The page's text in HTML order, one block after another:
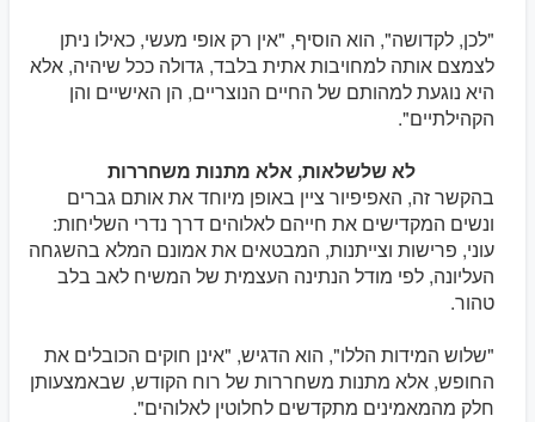
"לכן, לקדושה", הוא הוסיף, "אין רק אופי מעשי, כאילו ניתן
לצמצם אותה למחויבות אתית בלבד, גדולה ככל שיהיה, אלא
היא נוגעת למהותם של החיים הנוצריים, הן האישיים והן
הקהילתיים".
לא שלשלאות, אלא מתנות משחררות
בהקשר זה, האפיפיור ציין באופן מיוחד את אותם גברים
ונשים המקדישים את חייהם לאלוהים דרך נדרי השליחות:
עוני, פרישות וצייתנות, המבטאים את אמונם המלא בהשגחה
העליונה, לפי מודל הנתינה העצמית של המשיח לאב בלב
טהור.
"שלוש המידות הללו", הוא הדגיש, "אינן חוקים הכובלים את
החופש, אלא מתנות משחררות של רוח הקודש, שבאמצעותן
חלק מהמאמינים מתקדשים לחלוטין לאלוהים".